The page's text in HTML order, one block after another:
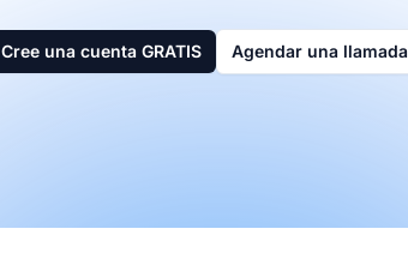
Cree una cuenta GRATIS Agendar una llamada